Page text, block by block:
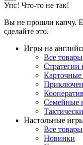
Упс! Что-то не так!
Вы не прошли капчу.
сделайте это.
Игры на
Все товары
Стратегии
Карточные
Семейные
Настольные
Все товары
Новинки